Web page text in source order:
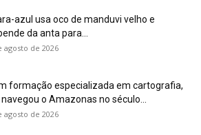
azul usa oco de manduvi velho e
da anta para...
agosto de 2026
formação especializada em cartografia,
o Amazonas no século...
agosto de 2026